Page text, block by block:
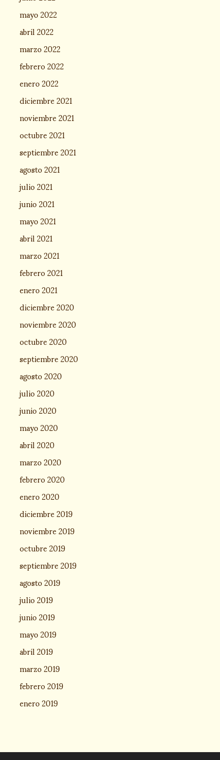
mayo 2022
abril 2022
marzo 2022
febrero 2022
enero 2022
diciembre 2021
noviembre 2021
octubre 2021
septiembre 2021
agosto 2021
julio 2021
junio 2021
mayo 2021
abril 2021
marzo 2021
febrero 2021
enero 2021
diciembre 2020
noviembre 2020
octubre 2020
septiembre 2020
agosto 2020
julio 2020
junio 2020
mayo 2020
abril 2020
marzo 2020
febrero 2020
enero 2020
diciembre 2019
noviembre 2019
octubre 2019
septiembre 2019
agosto 2019
julio 2019
junio 2019
mayo 2019
abril 2019
marzo 2019
febrero 2019
enero 2019